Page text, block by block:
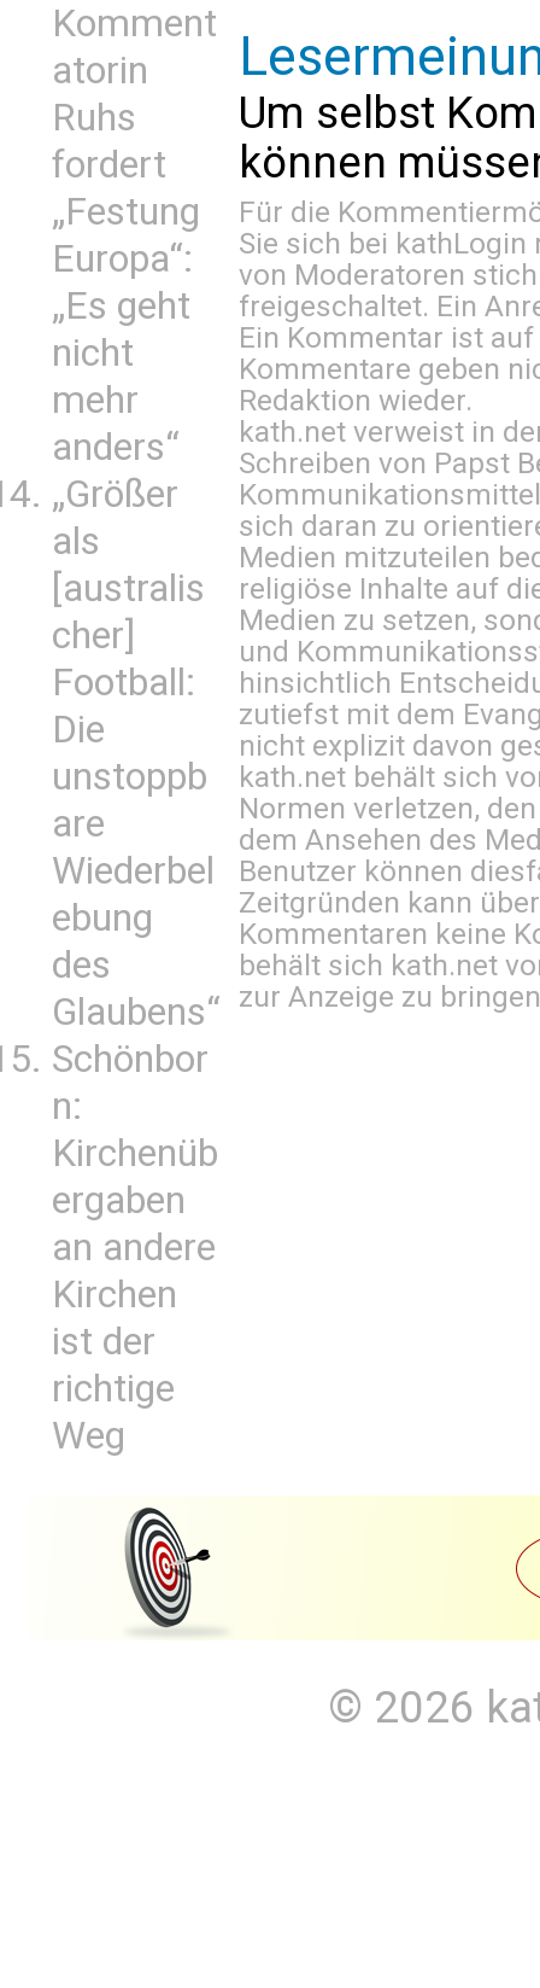
Komment
atorin
Ruhs
fordert
„Festung
Europa“:
„Es geht
nicht
mehr
anders“
„Größer
als
[australis
cher]
Football:
Die
unstoppb
are
Wiederbel
ebung
des
Glaubens“
Schönbor
n:
Kirchenüb
ergaben
an andere
Kirchen
ist der
richtige
Weg
Um selbst
können
Für die
Sie sich bei kathLogin
von Moderatoren
freigeschaltet. Ein
Ein Kommentar ist
Kommentare geben
Redaktion wieder.
kath.net verweist in
Schreiben von Papst
sich daran zu
Medien mitzuteilen
religiöse Inhalte auf
Medien zu setzen,
und
hinsichtlich
zutiefst mit dem
nicht explizit davon
kath.net behält sich
Normen verletzen,
dem Ansehen des
Benutzer können
Zeitgründen kann
Kommentaren keine
behält sich kath.net
zur Anzeige zu
© 2026